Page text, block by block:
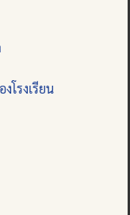
โรงเรียน